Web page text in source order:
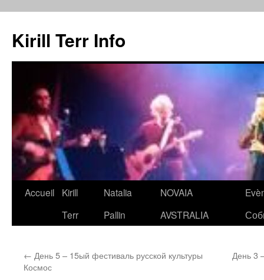
Kirill Terr Info
Aller
Accueil
Kirill
Terr
Natalia
Pallin
NOVAIA
AVSTRALIA
← День 5 – 15ый фестиваль русской культуры
Космос
День 3